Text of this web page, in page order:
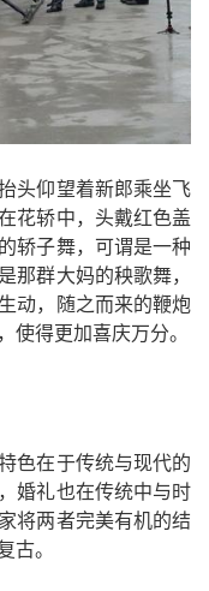
头仰望着新郎乘坐飞
花轿中，头戴红色盖
轿子舞，可谓是一种
那群大妈的秧歌舞，
动，随之而来的鞭炮
使得更加喜庆万分。
色在于传统与现代的
婚礼也在传统中与时
将两者完美有机的结
古。